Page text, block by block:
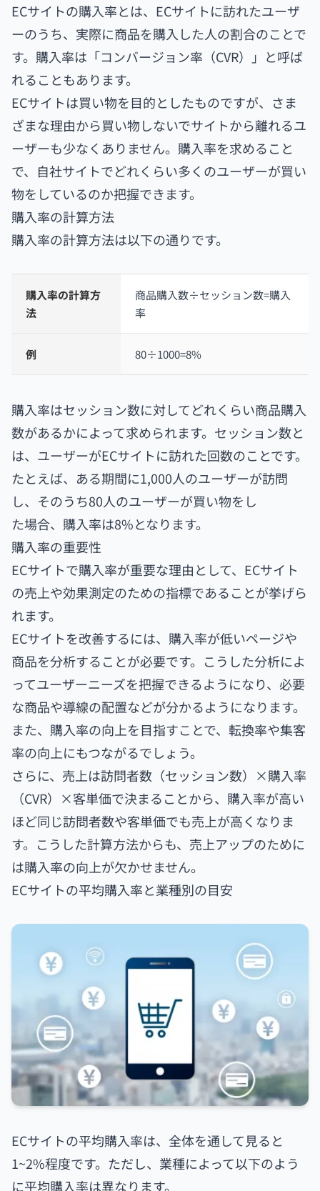
ECサイトの購入率とは、ECサイトに訪れたユーザ
ーのうち、実際に商品を購入した人の割合のことで
す。購入率は「コンバージョン率（CVR）」と呼ば
れることもあります。
ECサイトは買い物を目的としたものですが、さま
ざまな理由から買い物しないでサイトから離れるユ
ーザーも少なくありません。購入率を求めること
で、自社サイトでどれくらい多くのユーザーが買い
物をしているのか把握できます。
購入率の計算方法
購入率の計算方法は以下の通りです。
購入率の計算方
法
商品購入数÷セッション数=購入
率
例 80÷1000=8%
購入率はセッション数に対してどれくらい商品購入
数があるかによって求められます。セッション数と
は、ユーザーがECサイトに訪れた回数のことです。
たとえば、ある期間に1,000人のユーザーが訪問
し、そのうち80人のユーザーが買い物をし
た場合、購入率は8%となります。
購入率の重要性
ECサイトで購入率が重要な理由として、ECサイト
の売上や効果測定のための指標であることが挙げら
れます。
ECサイトを改善するには、購入率が低いページや
商品を分析することが必要です。こうした分析によ
ってユーザーニーズを把握できるようになり、必要
な商品や導線の配置などが分かるようになります。
また、購入率の向上を目指すことで、転換率や集客
率の向上にもつながるでしょう。
さらに、売上は訪問者数（セッション数）×購入率
（CVR）×客単価で決まることから、購入率が高い
ほど同じ訪問者数や客単価でも売上が高くなりま
す。こうした計算方法からも、売上アップのために
は購入率の向上が欠かせません。
ECサイトの平均購入率と業種別の目安
ECサイトの平均購入率は、全体を通して見ると
1~2%程度です。ただし、業種によって以下のよう
に平均購入率は異なります。